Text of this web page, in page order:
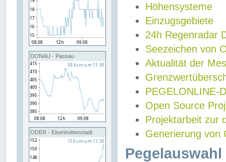
DONAU - Passau
ODER - Eisenhüttenstadt
Höhensysteme
Einzugsgebiete
24h Regenradar
Seezeichen von
Aktualität der
PEGELONLINE-
Open Source
Projektarbeit zur
Generierung von